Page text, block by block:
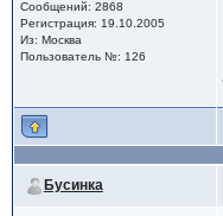
Сообщений: 2868
Регистрация: 19.10.2005
Из: Москва
Пользователь №: 126
Бусинка